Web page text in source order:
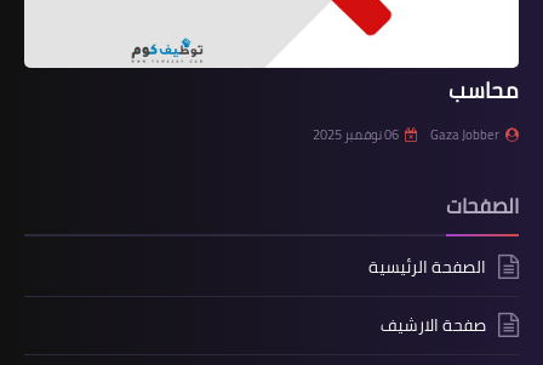
محاسب
Gaza Jobber 06 نوفمبر 2025
الصفحات
الصفحة الرئيسية
صفحة الارشيف